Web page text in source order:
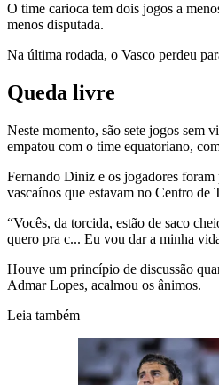
O time carioca tem dois jogos a
menos disputada.
Na última rodada, o Vasco perdeu
Queda livre
Neste momento, são sete jogos sem
empatou com o time equatoriano,
Fernando Diniz e os jogadores
vascaínos que estavam no Centro de
“Vocês, da torcida, estão de saco
quero pra c... Eu vou dar a minha
Houve um princípio de discussão
Admar Lopes, acalmou os ânimos.
Leia também